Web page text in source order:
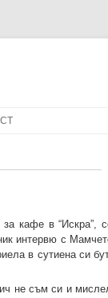
кафе в “Искра”,
интервю с
в сутиена си
не съм си и